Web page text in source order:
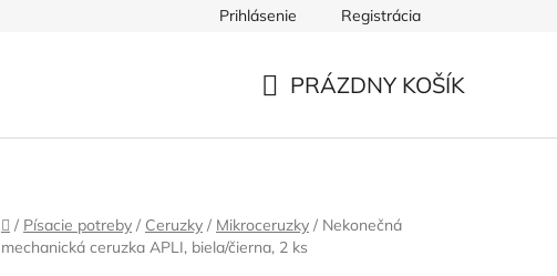
Prihlásenie Registrácia
PRÁZDNY KOŠÍK
Domov
/ Písacie potreby / Ceruzky / Mikroceruzky / Nekonečná
mechanická ceruzka APLI, biela/čierna, 2 ks